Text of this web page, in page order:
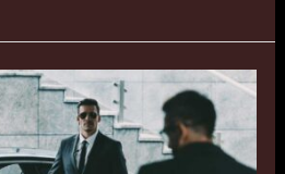
تاكسي
أجرة
في